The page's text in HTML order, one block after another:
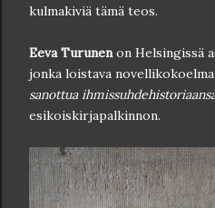
kulmakiviä tämä teos.
Eeva Turunenon Helsingissä
jonka loistava novellikokoelma
sanottua
esikoiskirjapalkinnon.